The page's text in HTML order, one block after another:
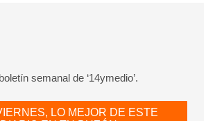
semanal de ‘14ymedio’.
LO MEJOR DE ESTE